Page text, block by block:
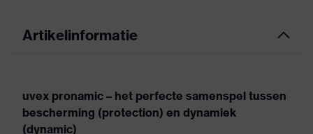
Artikelinformatie
uvex pronamic – het perfecte samenspel tussen
bescherming (protection) en dynamiek
(dynamic)